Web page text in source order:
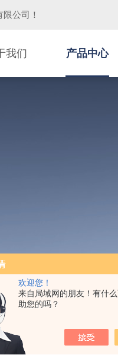
欢迎您！
来自局域网的朋友！有什
助您的吗？
公司 ！
我们 产品中心